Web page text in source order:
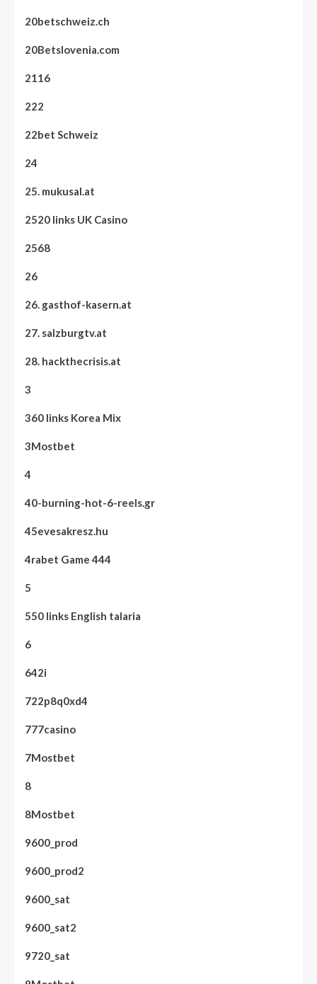
20betschweiz.ch
20Betslovenia.com
2116
222
22bet Schweiz
24
25. mukusal.at
2520 links UK Casino
2568
26
26. gasthof-kasern.at
27. salzburgtv.at
28. hackthecrisis.at
3
360 links Korea Mix
3Mostbet
4
40-burning-hot-6-reels.gr
45evesakresz.hu
4rabet Game 444
5
550 links English talaria
6
642i
722p8q0xd4
777casino
7Mostbet
8
8Mostbet
9600_prod
9600_prod2
9600_sat
9600_sat2
9720_sat